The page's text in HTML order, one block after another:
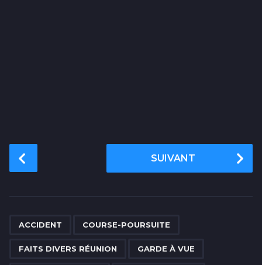
o
SUIVANT
ACCIDENT COURSE-POURSUITE
FAITS DIVERS RÉUNION GARDE À VUE